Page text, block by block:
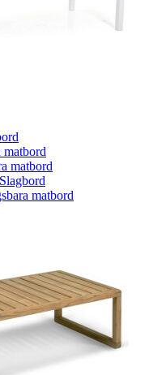
matbord
matbord